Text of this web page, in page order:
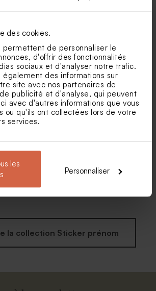
des cookies.
permettent de personnaliser le
d'offrir des fonctionnalités
sociaux et d'analyser notre trafic.
également des informations sur
site avec nos partenaires de
publicité et d'analyse, qui peuvent
avec d'autres informations que vous
ou qu'ils ont collectées lors de votre
services.
les
Personnaliser
rond
cm
Sticker naissance rond floral
fleurs blanches 4,4 cm
Stickers baptême citron
la collection Sticker prénom